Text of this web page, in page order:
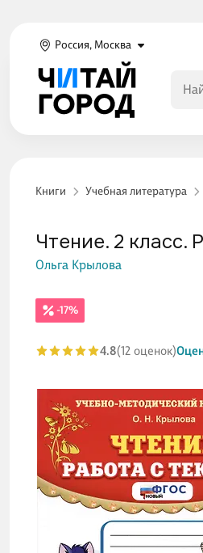
Россия, Москва
Книги Учебная литература
-17%
Чтение. 2 класс.
Ольга Крылова
4.8(12 оценок)